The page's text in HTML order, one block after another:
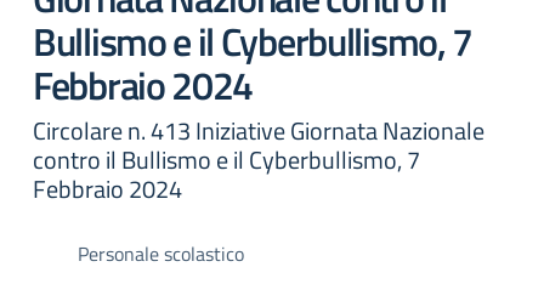
Bullismo e il Cyberbullismo, 7
Febbraio 2024
Circolare n. 413 Iniziative Giornata Nazionale
contro il Bullismo e il Cyberbullismo, 7
Febbraio 2024
Personale scolastico